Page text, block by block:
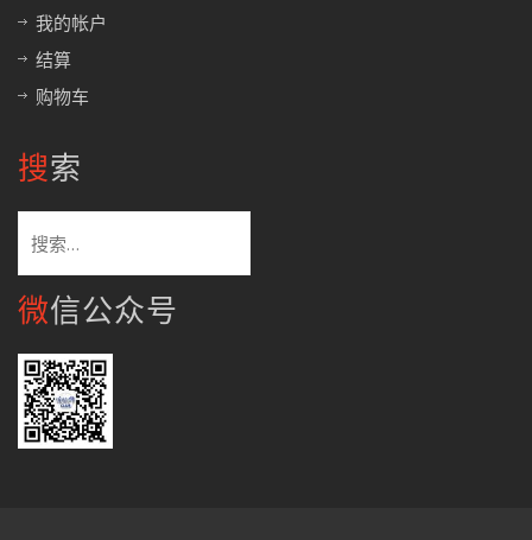
我的帐户
结算
购物车
搜索
索：
微信公众号